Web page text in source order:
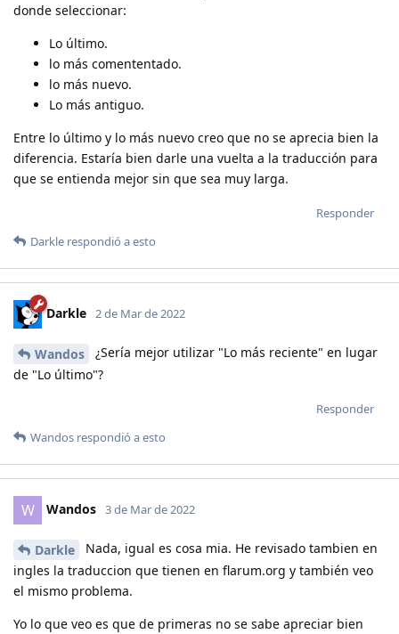
donde seleccionar:
Lo último.
lo más comententado.
lo más nuevo.
Lo más antiguo.
Entre lo último y lo más nuevo creo que no se aprecia bien la
diferencia. Estaría bien darle una vuelta a la traducción para
que se entienda mejor sin que sea muy larga.
Responder
Darkle respondió a esto
Darkle 2 de Mar de 2022
Wandos
¿Sería mejor utilizar "Lo más reciente" en lugar
de "Lo último"?
Responder
Wandos respondió a esto
W Wandos 3 de Mar de 2022
Darkle
Nada, igual es cosa mia. He revisado tambien en
ingles la traduccion que tienen en flarum.org y también veo
el mismo problema.
Yo lo que veo es que de primeras no se sabe apreciar bien